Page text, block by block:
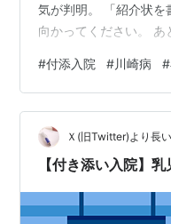
気が判明。 「紹介状
向かってください。 あ
を持って、車で30分か
れよという間に、即入
は、追々記事にしたい
い、付き添い入院生活(
を、経験者として備忘
#付添入院 #川崎病 #
Ｘ(旧Twitter)より長
【付き添い入院】